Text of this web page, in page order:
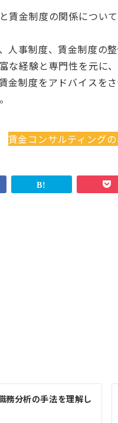
賃金制度の関係につい
人事制度、賃金制度の整
な経験と専門性を元に
金制度をアドバイスをさ
賃金コンサルティング
務分析の手法を理解し